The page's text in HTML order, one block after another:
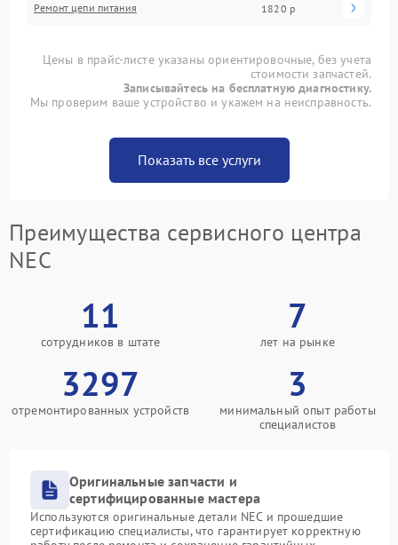
Ремонт цепи питания 1820 р
Цены в прайс-листе указаны ориентировочные, без учета
стоимости запчастей.
Записывайтесь на бесплатную диагностику.
Мы проверим ваше устройство и укажем на неисправность.
Показать все услуги
Преимущества сервисного центра
NEC
11
сотрудников в штате
7
лет на рынке
3297
отремонтированных устройств
3
минимальный опыт работы
специалистов
Оригинальные запчасти и
сертифицированные мастера
Используются оригинальные детали NEC и прошедшие
сертификацию специалисты, что гарантирует корректную